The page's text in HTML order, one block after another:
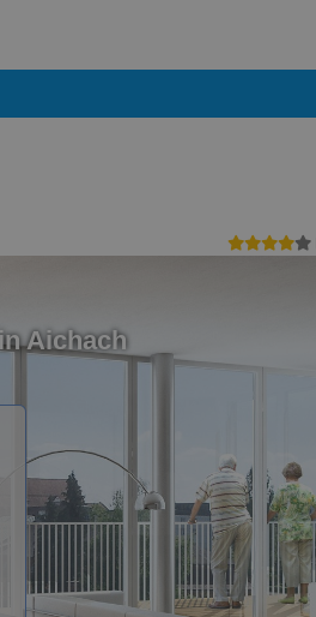
Aichach